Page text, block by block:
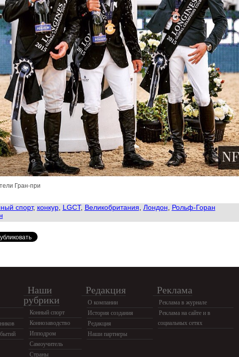
Гран-при
спорт, конкур, LGCT, Великобритания Лондон
Рольф-Горан
Наши
рубрики
Конный спорт
Коннозаводство
Ипподром
Самоучитель
Страны
Редакция
О компании
История создания
Редакция
Наши партнеры
Реклама
Реклама в журнале
Реклама на сайте и в
социальных сетях